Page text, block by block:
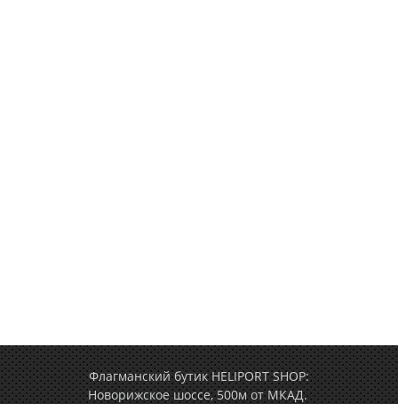
Флагманский бутик HELIPORT SHOP:
Новорижское шоссе, 500м от МКАД.